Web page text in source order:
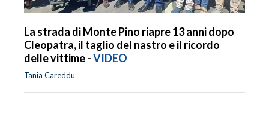
La strada di Monte Pino riapre 13 anni dopo
Cleopatra, il taglio del nastro e il ricordo
delle vittime -VIDEO
Tania Careddu